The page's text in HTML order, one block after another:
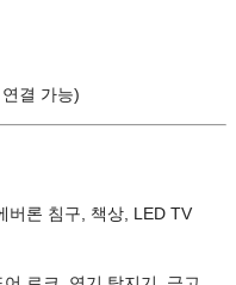
결 가능)
버론 침구, 책상, LED TV